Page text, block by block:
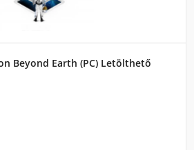
Beyond Earth (PC) Letölthető